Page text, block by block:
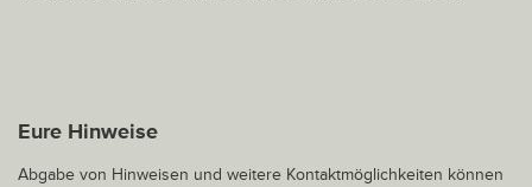
Eure Hinweise
Abgabe von Hinweisen und weitere Kontaktmöglichkeiten können